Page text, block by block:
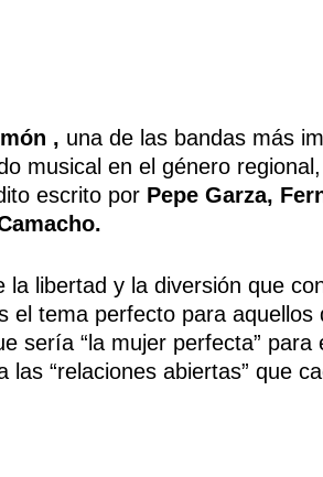
, una de las bandas más
musical en el género
escrito por Pepe Garza,
la libertad y la diversión que
el tema perfecto para aquellos
sería “la mujer perfecta”
las “relaciones abiertas” que